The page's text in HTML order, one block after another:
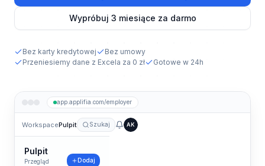
Wypróbuj 3 miesiące za darmo
Bez karty kredytowej
Bez umowy
Przeniesiemy dane z Excela za 0 zł
Gotowe w 24h
app.applifia.com/employer
WorkspacePulpit Szukaj AK
Pulpit
Przegląd
Dodaj